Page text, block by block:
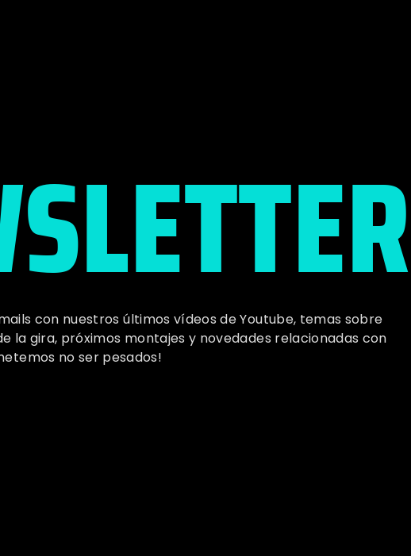
con nuestros últimos vídeos de Youtube, temas sobre
la gira, próximos montajes y novedades relacionadas con
no ser pesados!